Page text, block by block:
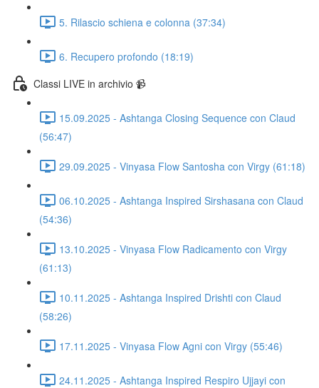
5. Rilascio schiena e colonna (37:34)
6. Recupero profondo (18:19)
Classi LIVE in archivio 📹
15.09.2025 - Ashtanga Closing Sequence con Claud
(56:47)
29.09.2025 - Vinyasa Flow Santosha con Virgy (61:18)
06.10.2025 - Ashtanga Inspired Sirshasana con Claud
(54:36)
13.10.2025 - Vinyasa Flow Radicamento con Virgy
(61:13)
10.11.2025 - Ashtanga Inspired Drishti con Claud
(58:26)
17.11.2025 - Vinyasa Flow Agni con Virgy (55:46)
24.11.2025 - Ashtanga Inspired Respiro Ujjayi con